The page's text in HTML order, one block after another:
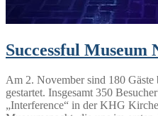
Successful Museum
Am 2. November sind 180 Gäste
gestartet. Insgesamt 350
„Interference“ in der KHG